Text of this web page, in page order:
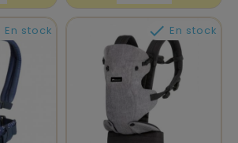
En stock  En stock